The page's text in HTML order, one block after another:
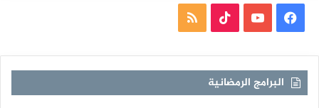
فيسبوكيوتيوب TikTokملخص
RSS
البرامج الرمضانية